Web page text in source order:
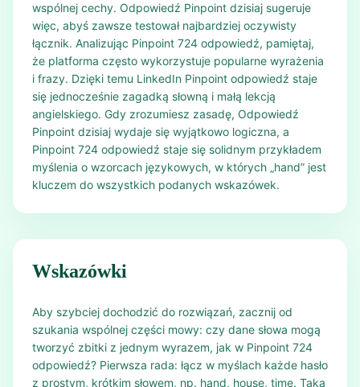
wspólnej cechy. Odpowiedź Pinpoint dzisiaj sugeruje
więc, abyś zawsze testował najbardziej oczywisty
łącznik. Analizując Pinpoint 724 odpowiedź, pamiętaj,
że platforma często wykorzystuje popularne wyrażenia
i frazy. Dzięki temu LinkedIn Pinpoint odpowiedź staje
się jednocześnie zagadką słowną i małą lekcją
angielskiego. Gdy zrozumiesz zasadę, Odpowiedź
Pinpoint dzisiaj wydaje się wyjątkowo logiczna, a
Pinpoint 724 odpowiedź staje się solidnym przykładem
myślenia o wzorcach językowych, w których „hand” jest
kluczem do wszystkich podanych wskazówek.
Wskazówki
Aby szybciej dochodzić do rozwiązań, zacznij od
szukania wspólnej części mowy: czy dane słowa mogą
tworzyć zbitki z jednym wyrazem, jak w Pinpoint 724
odpowiedź? Pierwsza rada: łącz w myślach każde hasło
z prostym, krótkim słowem, np. hand, house, time. Taka